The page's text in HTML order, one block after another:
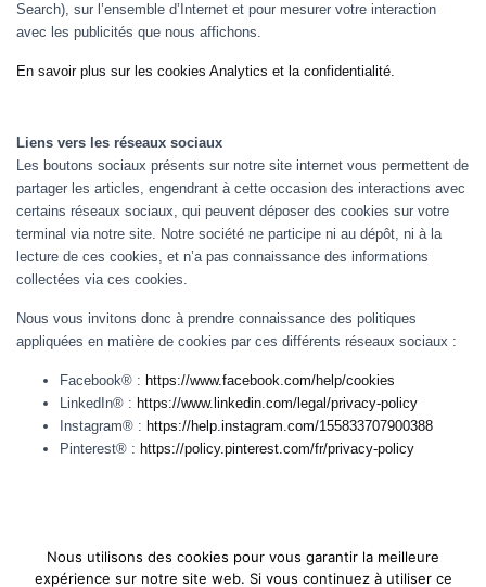
Search), sur l’ensemble d’Internet et pour mesurer votre interaction
avec les publicités que nous affichons.
En savoir plus sur les cookies Analytics et la confidentialité.
Liens vers les réseaux sociaux
Les boutons sociaux présents sur notre site internet vous permettent de
partager les articles, engendrant à cette occasion des interactions avec
certains réseaux sociaux, qui peuvent déposer des cookies sur votre
terminal via notre site. Notre société ne participe ni au dépôt, ni à la
lecture de ces cookies, et n’a pas connaissance des informations
collectées via ces cookies.
Nous vous invitons donc à prendre connaissance des politiques
appliquées en matière de cookies par ces différents réseaux sociaux :
Facebook® : https://www.facebook.com/help/cookies
LinkedIn® : https://www.linkedin.com/legal/privacy-policy
Instagram® : https://help.instagram.com/155833707900388
Pinterest® : https://policy.pinterest.com/fr/privacy-policy
Nous utilisons des cookies pour vous garantir la meilleure
expérience sur notre site web. Si vous continuez à utiliser ce